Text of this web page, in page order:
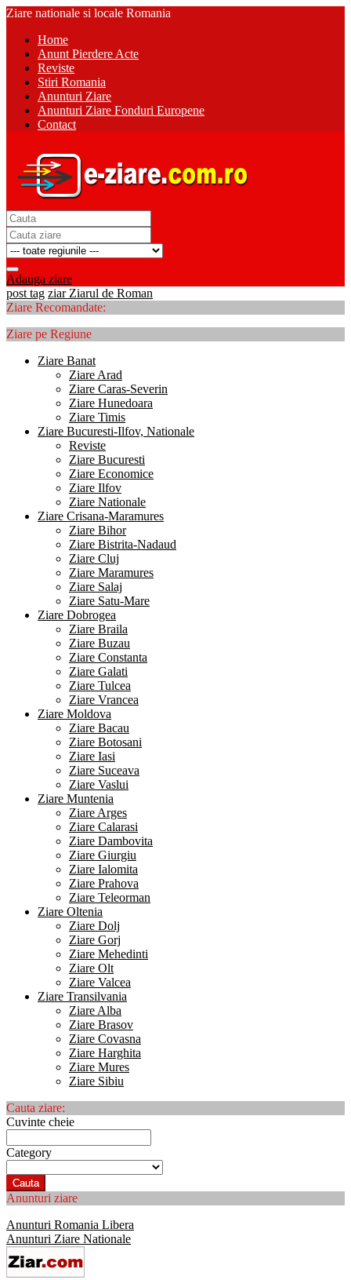
Ziare nationale si locale Romania
Home
Anunt Pierdere Acte
Reviste
Stiri Romania
Anunturi Ziare
Anunturi Ziare Fonduri Europene
Contact
Adauga ziare
post tag ziar Ziarul de Roman
Ziare Recomandate:
Ziare pe Regiune
Ziare Banat
Ziare Arad
Ziare Caras-Severin
Ziare Hunedoara
Ziare Timis
Ziare Bucuresti-Ilfov, Nationale
Reviste
Ziare Bucuresti
Ziare Economice
Ziare Ilfov
Ziare Nationale
Ziare Crisana-Maramures
Ziare Bihor
Ziare Bistrita-Nadaud
Ziare Cluj
Ziare Maramures
Ziare Salaj
Ziare Satu-Mare
Ziare Dobrogea
Ziare Braila
Ziare Buzau
Ziare Constanta
Ziare Galati
Ziare Tulcea
Ziare Vrancea
Ziare Moldova
Ziare Bacau
Ziare Botosani
Ziare Iasi
Ziare Suceava
Ziare Vaslui
Ziare Muntenia
Ziare Arges
Ziare Calarasi
Ziare Dambovita
Ziare Giurgiu
Ziare Ialomita
Ziare Prahova
Ziare Teleorman
Ziare Oltenia
Ziare Dolj
Ziare Gorj
Ziare Mehedinti
Ziare Olt
Ziare Valcea
Ziare Transilvania
Ziare Alba
Ziare Brasov
Ziare Covasna
Ziare Harghita
Ziare Mures
Ziare Sibiu
Cauta ziare:
Cuvinte cheie
Category
Cauta
Anunturi ziare
Anunturi Romania Libera
Anunturi Ziare Nationale